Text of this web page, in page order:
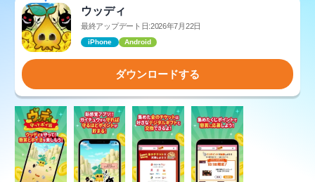
ウッディ
最終アップデート日:2026年7月22日
iPhone Android
ダウンロードする